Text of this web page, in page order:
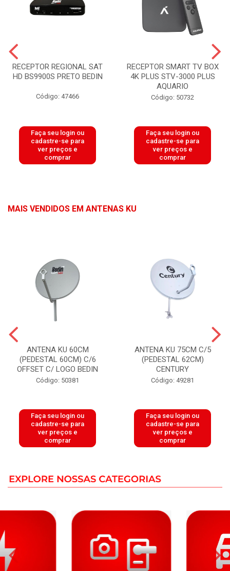
RECEPTOR REGIONAL SAT
HD BS9900S PRETO BEDIN
Código: 47466
Faça seu login ou
cadastre-se para
ver preços e
comprar
RECEPTOR SMART TV BOX
4K PLUS STV-3000 PLUS
AQUARIO
Código: 50732
Faça seu login ou
cadastre-se para
ver preços e
comprar
MAIS VENDIDOS EM ANTENAS KU
ANTENA KU 60CM
(PEDESTAL 60CM) C/6
OFFSET C/ LOGO BEDIN
Código: 50381
Faça seu login ou
cadastre-se para
ver preços e
comprar
ANTENA KU 75CM C/5
(PEDESTAL 62CM)
CENTURY
Código: 49281
Faça seu login ou
cadastre-se para
ver preços e
comprar